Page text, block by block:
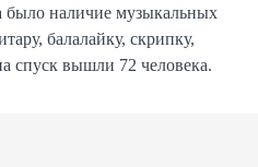
было наличие музыкальных
балалайку, скрипку,
спуск вышли 72 человека.